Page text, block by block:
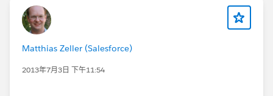
Matthias Zeller (Salesforce)
2013年7月3日 下午11:54